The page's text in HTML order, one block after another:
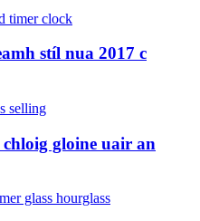
stíl nua 2017 c
gloine uair an